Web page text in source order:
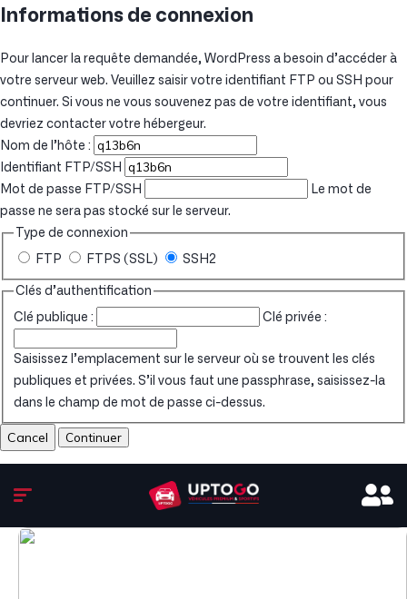
Informations de connexion
Pour lancer la requête demandée, WordPress a besoin d’accéder à
votre serveur web. Veuillez saisir votre identifiant FTP ou SSH pour
continuer. Si vous ne vous souvenez pas de votre identifiant, vous
devriez contacter votre hébergeur.
Nom de l’hôte :
Identifiant FTP/SSH
Mot de passe FTP/SSH
Le mot de
passe ne sera pas stocké sur le serveur.
Type de connexion
FTP FTPS (SSL) SSH2
Clés d’authentification
Clé publique : Clé privée :
Saisissez l’emplacement sur le serveur où se trouvent les clés
publiques et privées. S’il vous faut une passphrase, saisissez-la
dans le champ de mot de passe ci-dessus.
Cancel